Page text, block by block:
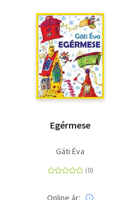
Egérmese
Gáti Éva
Online ár: